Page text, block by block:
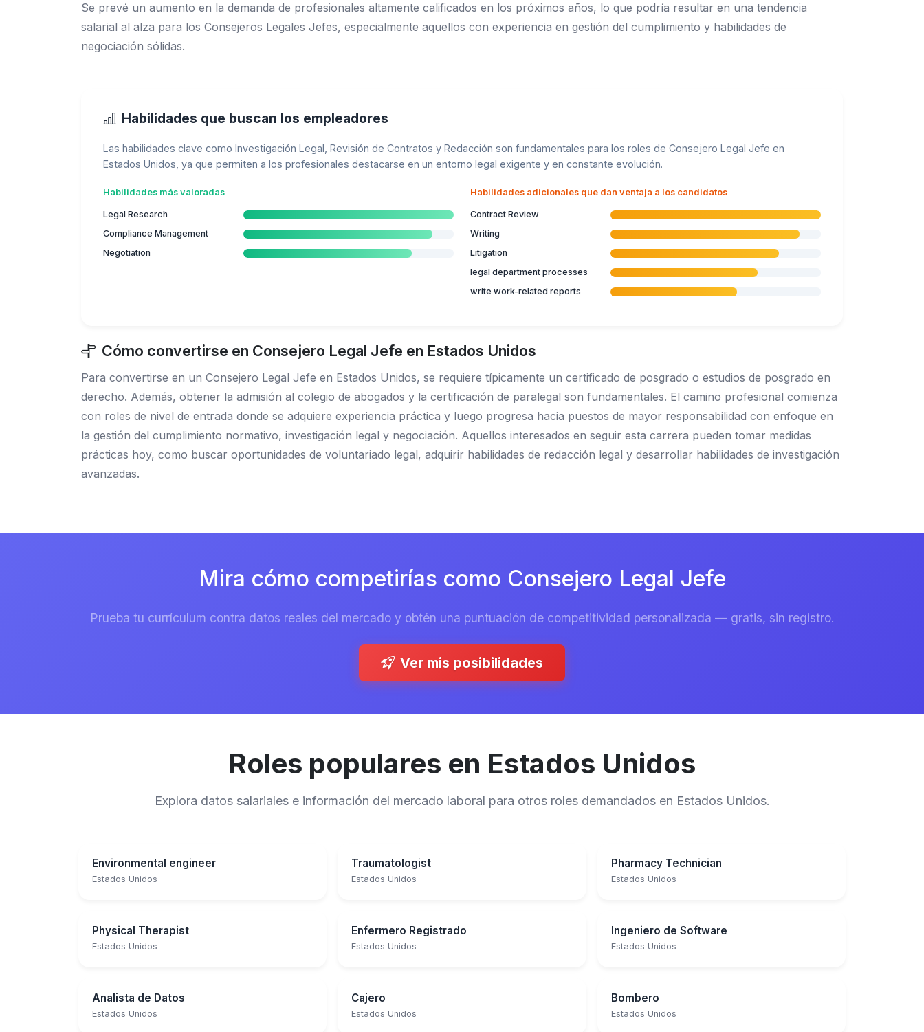
Se prevé un aumento en la demanda de profesionales altamente calificados en los próximos años, lo que podría resultar en una tendencia
salarial al alza para los Consejeros Legales Jefes, especialmente aquellos con experiencia en gestión del cumplimiento y habilidades de
negociación sólidas.
Habilidades que buscan los empleadores
Las habilidades clave como Investigación Legal, Revisión de Contratos y Redacción son fundamentales para los roles de Consejero Legal Jefe en
Estados Unidos, ya que permiten a los profesionales destacarse en un entorno legal exigente y en constante evolución.
Habilidades más valoradas
Legal Research
Compliance Management
Negotiation
Habilidades adicionales que dan ventaja a los candidatos
Contract Review
Writing
Litigation
legal department processes
write work-related reports
Cómo convertirse en Consejero Legal Jefe en Estados Unidos
Para convertirse en un Consejero Legal Jefe en Estados Unidos, se requiere típicamente un certificado de posgrado o estudios de posgrado en
derecho. Además, obtener la admisión al colegio de abogados y la certificación de paralegal son fundamentales. El camino profesional comienza
con roles de nivel de entrada donde se adquiere experiencia práctica y luego progresa hacia puestos de mayor responsabilidad con enfoque en
la gestión del cumplimiento normativo, investigación legal y negociación. Aquellos interesados en seguir esta carrera pueden tomar medidas
prácticas hoy, como buscar oportunidades de voluntariado legal, adquirir habilidades de redacción legal y desarrollar habilidades de investigación
avanzadas.
Mira cómo competirías como Consejero Legal Jefe
Prueba tu currículum contra datos reales del mercado y obtén una puntuación de competitividad personalizada — gratis, sin registro.
Ver mis posibilidades
Roles populares en Estados Unidos
Explora datos salariales e información del mercado laboral para otros roles demandados en Estados Unidos.
Environmental engineer
Estados Unidos
Traumatologist
Estados Unidos
Pharmacy Technician
Estados Unidos
Physical Therapist
Estados Unidos
Enfermero Registrado
Estados Unidos
Ingeniero de Software
Estados Unidos
Analista de Datos
Estados Unidos
Cajero
Estados Unidos
Bombero
Estados Unidos